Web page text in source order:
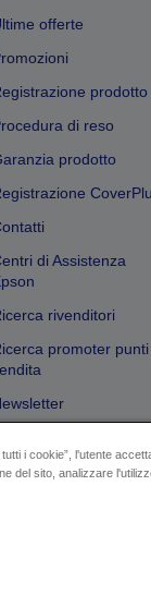
offerte
prodotto
di reso
prodotto
di Assistenza
rivenditori
promoter punti
i cookie”, l'utente
del sito, analizzare